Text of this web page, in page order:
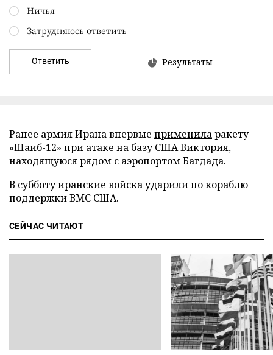
Ничья
Затрудняюсь ответить
Ответить Результаты
Ранее армия Ирана впервые примениларакету
«Шаиб-12» при атаке на базу США Виктория,
находящуюся рядом с аэропортом Багдада.
В субботу иранские войскаударилипо кораблю
поддержки ВМС США.
СЕЙЧАС ЧИТАЮТ